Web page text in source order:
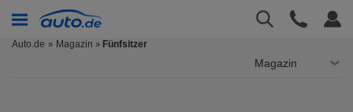
Auto.de Magazin » Fünfsitzer
Magazin